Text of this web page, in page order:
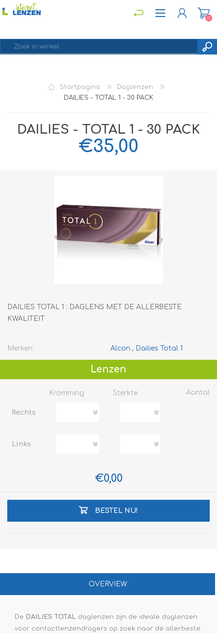
INLOGGEN
(0)
Startpagina
Daglenzen
DAILIES - TOTAL 1 - 30 PACK
DAILIES - TOTAL 1 - 30 PACK
€35,00
DAILIES TOTAL 1 : DAGLENS MET DE ALLERBESTE
KWALITEIT
Merken: Alcon , Dailies Total 1
Lenzen
Kromming Sterkte Aantal
Rechts
Links
€0,00
BESTEL NU!
OVERVIEW
De DAILIES TOTAL daglenzen zijn de ideale daglenzen
voor contactlenzendragers op zoek naar de allerbeste